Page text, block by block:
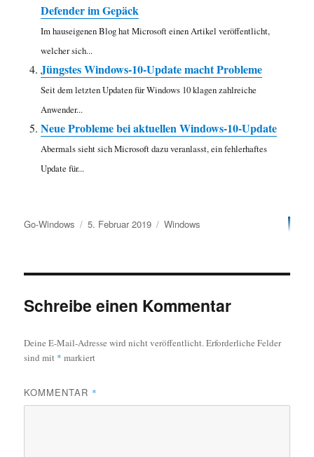
Defender im Gepäck
Im hauseigenen Blog hat Microsoft einen Artikel veröffentlicht,
welcher sich...
Jüngstes Windows-10-Update macht Probleme
Seit dem letzten Updaten für Windows 10 klagen zahlreiche
Anwender...
Neue Probleme bei aktuellen Windows-10-Update
Abermals sieht sich Microsoft dazu veranlasst, ein fehlerhaftes
Update für...
Autor
Go-Windows
Veröffentlicht
5. Februar 2019 Kategorien
Windows
Schreibe einen Kommentar
Deine E-Mail-Adresse wird nicht veröffentlicht.Erforderliche Felder
sind mit * markiert
KOMMENTAR *